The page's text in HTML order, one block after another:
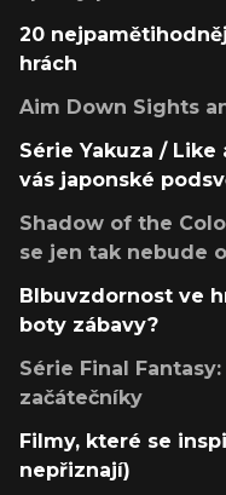
20
hrách
Aim Down Sights
Série Yakuza / Like
vás japonské
Shadow of the
se jen tak nebude
Blbuvzdornost ve
boty zábavy?
Série Final
začátečníky
Filmy, které se
nepřiznají)